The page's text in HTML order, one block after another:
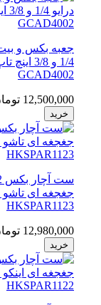
1/4 و 3/8 اینچ تاپ
GCAD4002
12,500,000 تومان
ست
جغجغه ای تاشو
HKSPAR1123
12,980,000 تومان